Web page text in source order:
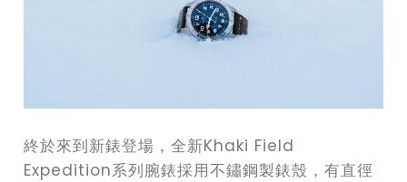
終於來到新錶登場，全新Khaki Field
Expedition系列腕錶採用不鏽鋼製錶殼，有直徑